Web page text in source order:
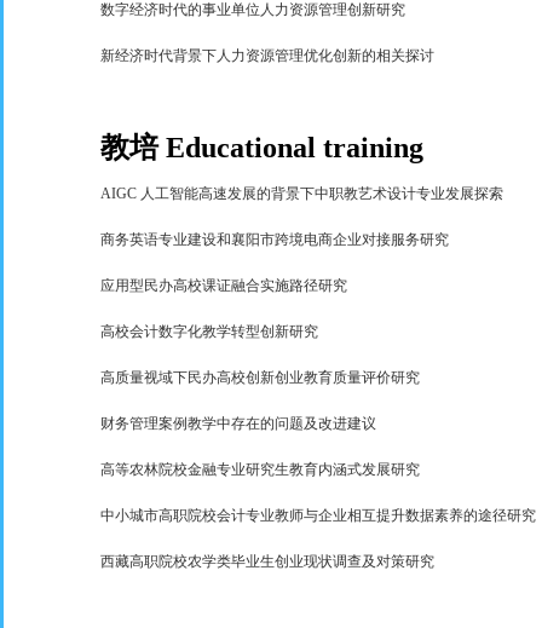
数字经济时代的事业单位人力资源管理创新研究
新经济时代背景下人力资源管理优化创新的相关探讨
教培Educational training
AIGC 人工智能高速发展的背景下中职教艺术设计专业发展探索
商务英语专业建设和襄阳市跨境电商企业对接服务研究
应用型民办高校课证融合实施路径研究
高校会计数字化教学转型创新研究
高质量视域下民办高校创新创业教育质量评价研究
财务管理案例教学中存在的问题及改进建议
高等农林院校金融专业研究生教育内涵式发展研究
中小城市高职院校会计专业教师与企业相互提升数据素养的途径研究
西藏高职院校农学类毕业生创业现状调查及对策研究